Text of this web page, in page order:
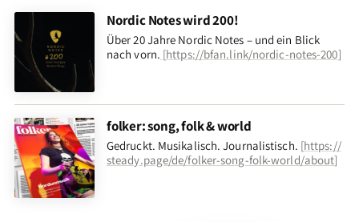
Nordic Notes wird 200!
Über 20 Jahre Nordic Notes – und ein Blick
nach vorn. [https://bfan.link/nordic-notes-200]
folker: song, folk & world
Gedruckt. Musikalisch. Journalistisch. [https://
steady.page/de/folker-song-folk-world/about]